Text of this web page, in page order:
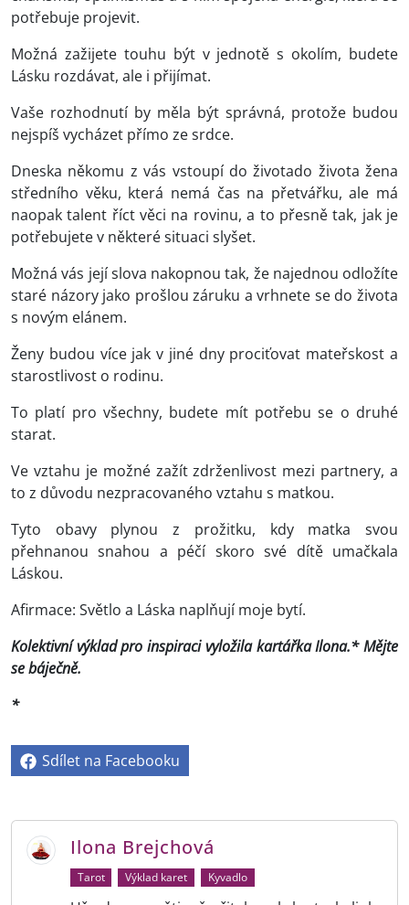
potřebuje projevit.
Možná zažijete touhu být v jednotě s okolím, budete
Lásku rozdávat, ale i přijímat.
Vaše rozhodnutí by měla být správná, protože budou
nejspíš vycházet přímo ze srdce.
Dneska někomu z vás vstoupí do životado života žena
středního věku, která nemá čas na přetvářku, ale má
naopak talent říct věci na rovinu, a to přesně tak, jak je
potřebujete v některé situaci slyšet.
Možná vás její slova nakopnou tak, že najednou odložíte
staré názory jako prošlou záruku a vrhnete se do života
s novým elánem.
Ženy budou více jak v jiné dny prociťovat mateřskost a
starostlivost o rodinu.
To platí pro všechny, budete mít potřebu se o druhé
starat.
Ve vztahu je možné zažít zdrženlivost mezi partnery, a
to z důvodu nezpracovaného vztahu s matkou.
Tyto obavy plynou z prožitku, kdy matka svou
přehnanou snahou a péčí skoro své dítě umačkala
Láskou.
Afirmace: Světlo a Láska naplňují moje bytí.
Kolektivní výklad pro inspiraci vyložila kartářka Ilona.* Mějte
se báječně.
*
Sdílet na Facebooku
Ilona Brejchová
Tarot Výklad karet Kyvadlo